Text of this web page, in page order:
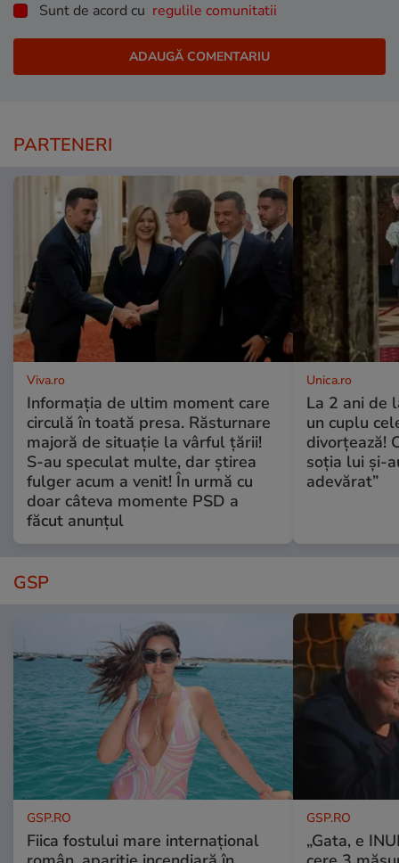
Sunt de acord cu regulile comunitatii
PARTENERI
Viva.ro
Informația de ultim moment care
circulă în toată presa. Răsturnare
majoră de situație la vârful țării!
S-au speculat multe, dar știrea
fulger acum a venit! În urmă cu
doar câteva momente PSD a
făcut anunțul
Unica.ro
La 2 ani de
un cuplu
divorțează!
soția lui și-
adevărat”
GSP
GSP.RO
Fiica fostului mare internațional
GSP.RO
„Gata, e